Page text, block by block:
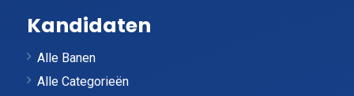
Kandidaten
Alle Banen
Alle Categorieën